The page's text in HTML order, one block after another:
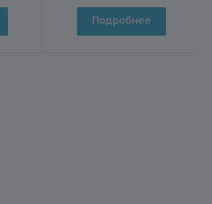
Подробнее